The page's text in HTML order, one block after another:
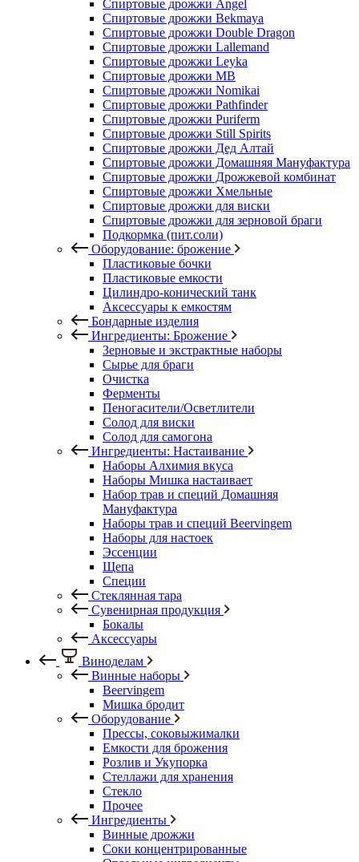
Спиртовые дрожжи Angel
Спиртовые дрожжи Bekmaya
Спиртовые дрожжи Double Dragon
Спиртовые дрожжи Lallemand
Спиртовые дрожжи Leyka
Спиртовые дрожжи MB
Спиртовые дрожжи Nomikai
Спиртовые дрожжи Pathfinder
Спиртовые дрожжи Puriferm
Спиртовые дрожжи Still Spirits
Спиртовые дрожжи Дед Алтай
Спиртовые дрожжи Домашняя Мануфактура
Спиртовые дрожжи Дрожжевой комбинат
Спиртовые дрожжи Хмельные
Спиртовые дрожжи для виски
Спиртовые дрожжи для зерновой браги
Подкормка (пит.соли)
Оборудование: брожение
Пластиковые бочки
Пластиковые емкости
Цилиндро-конический танк
Аксессуары к емкостям
Бондарные изделия
Ингредиенты: Брожение
Зерновые и экстрактные наборы
Сырье для браги
Очистка
Ферменты
Пеногасители/Осветлители
Солод для виски
Солод для самогона
Ингредиенты: Настаивание
Наборы Алхимия вкуса
Наборы Мишка настаивает
Набор трав и специй Домашняя
Мануфактура
Наборы трав и специй Beervingem
Наборы для настоек
Эссенции
Щепа
Специи
Стеклянная тара
Сувенирная продукция
Бокалы
Аксессуары
Виноделам
Винные наборы
Beervingem
Мишка бродит
Оборудование
Прессы, соковыжималки
Емкости для брожения
Розлив и Укупорка
Стеллажи для хранения
Стекло
Прочее
Ингредиенты
Винные дрожжи
Соки концентрированные